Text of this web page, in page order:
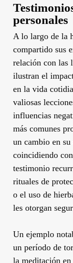
personales
A lo largo de la
compartido sus
relación con las
ilustran el
en la vida
valiosas
influencias
más comunes
un cambio en
coincidiendo
testimonio
rituales de
o el uso de
les otorgan
Un ejemplo
un período de
la meditación